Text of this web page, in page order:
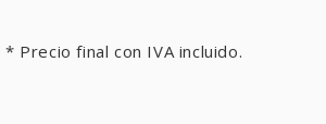
* Precio final con IVA incluido.